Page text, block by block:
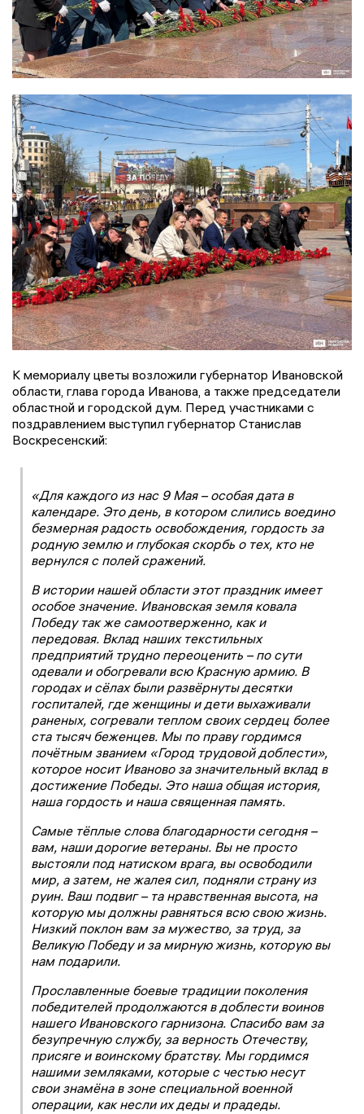
К мемориалу цветы возложили губернатор Ивановской
области, глава города Иванова, а также председатели
областной и городской дум. Перед участниками с
поздравлением выступил губернатор Станислав
Воскресенский:
«Для каждого из нас 9 Мая – особая дата в
календаре. Это день, в котором слились воедино
безмерная радость освобождения, гордость за
родную землю и глубокая скорбь о тех, кто не
вернулся с полей сражений.
В истории нашей области этот праздник имеет
особое значение. Ивановская земля ковала
Победу так же самоотверженно, как и
передовая. Вклад наших текстильных
предприятий трудно переоценить – по сути
одевали и обогревали всю Красную армию. В
городах и сёлах были развёрнуты десятки
госпиталей, где женщины и дети выхаживали
раненых, согревали теплом своих сердец более
ста тысяч беженцев. Мы по праву гордимся
почётным званием «Город трудовой доблести»,
которое носит Иваново за значительный вклад в
достижение Победы. Это наша общая история,
наша гордость и наша священная память.
Самые тёплые слова благодарности сегодня –
вам, наши дорогие ветераны. Вы не просто
выстояли под натиском врага, вы освободили
мир, а затем, не жалея сил, подняли страну из
руин. Ваш подвиг – та нравственная высота, на
которую мы должны равняться всю свою жизнь.
Низкий поклон вам за мужество, за труд, за
Великую Победу и за мирную жизнь, которую вы
нам подарили.
Прославленные боевые традиции поколения
победителей продолжаются в доблести воинов
нашего Ивановского гарнизона. Спасибо вам за
безупречную службу, за верность Отечеству,
присяге и воинскому братству. Мы гордимся
нашими земляками, которые с честью несут
свои знамёна в зоне специальной военной
операции, как несли их деды и прадеды.